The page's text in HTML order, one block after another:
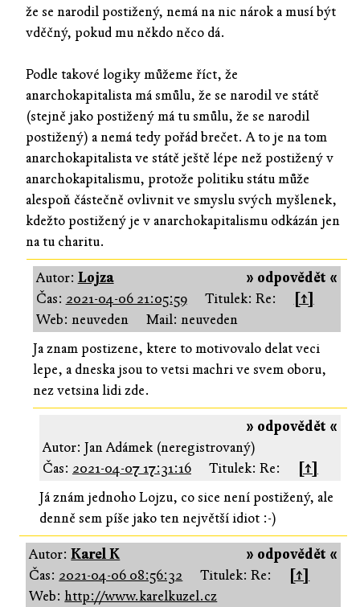
že se narodil postižený, nemá na nic nárok a musí být
vděčný, pokud mu někdo něco dá.
Podle takové logiky můžeme říct, že
anarchokapitalista má smůlu, že se narodil ve státě
(stejně jako postižený má tu smůlu, že se narodil
postižený) a nemá tedy pořád brečet. A to je na tom
anarchokapitalista ve státě ještě lépe než postižený v
anarchokapitalismu, protože politiku státu může
alespoň částečně ovlivnit ve smyslu svých myšlenek,
kdežto postižený je v anarchokapitalismu odkázán jen
na tu charitu.
» odpovědět «
Autor: Lojza
Čas: 2021-04-06 21:05:59 Titulek: Re:
[↑]
Web: neuveden
Mail: neuveden
Ja znam postizene, ktere to motivovalo delat veci
lepe, a dneska jsou to vetsi machri ve svem oboru,
nez vetsina lidi zde.
» odpovědět «
Autor: Jan Adámek (neregistrovaný)
Čas: 2021-04-07 17:31:16 Titulek: Re:
[↑]
Já znám jednoho Lojzu, co sice není postižený, ale
denně sem píše jako ten největší idiot :-)
» odpovědět «
Autor:Karel K
Čas: 2021-04-06 08:56:32 Titulek: Re:
[↑]
Web:http://www.karelkuzel.cz